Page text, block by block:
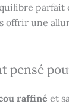
parfait
offrir une
pensé
raffiné et